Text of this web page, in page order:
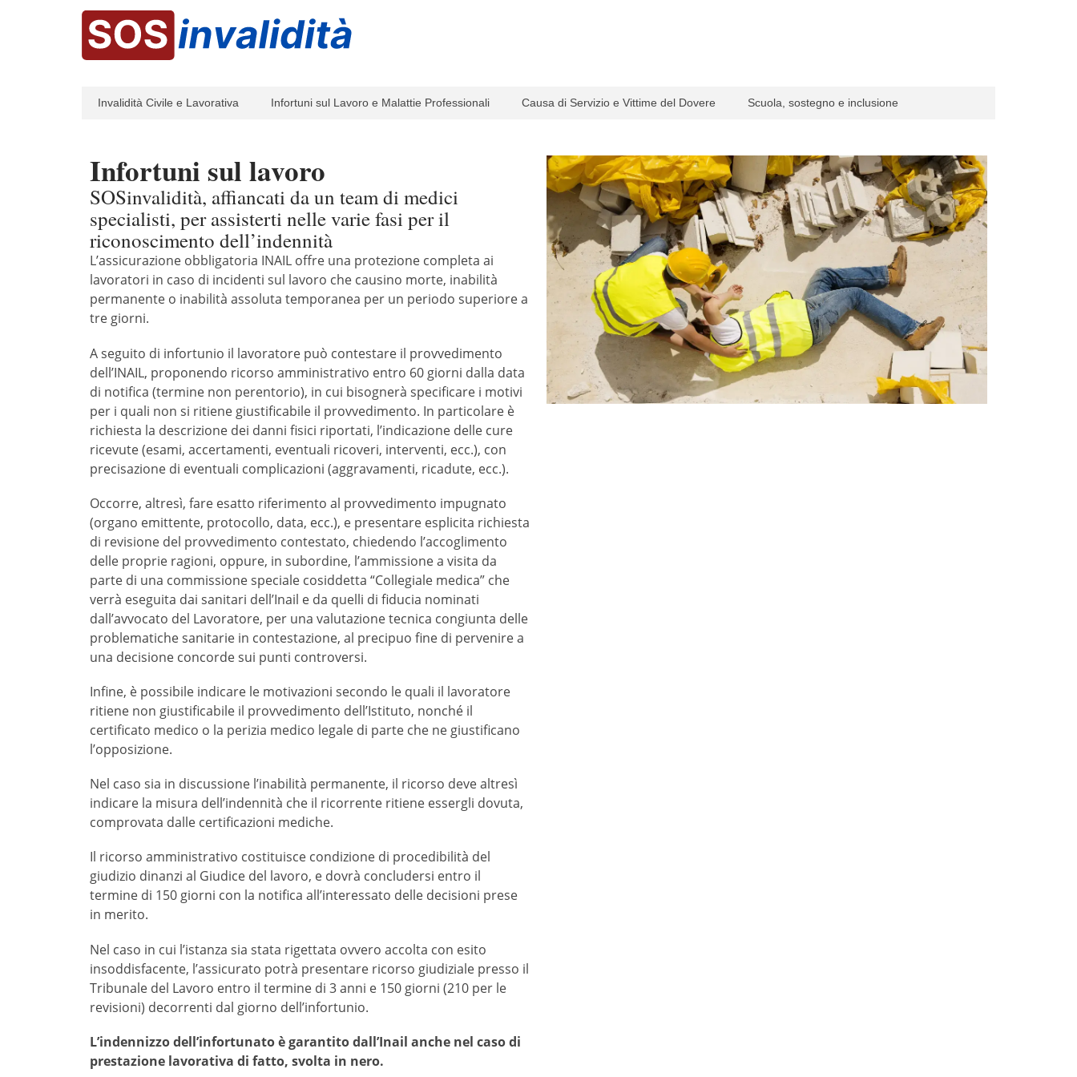
Invalidità Civile e Lavorativa Infortuni sul Lavoro e Malattie Professionali Causa di Servizio e Vittime del Dovere Scuola, sostegno e inclusione
Infortuni sul lavoro
SOSinvalidità, affiancati da un team di medici
specialisti, per assisterti nelle varie fasi per il
riconoscimento dell’indennità
L’assicurazione obbligatoria INAIL offre una protezione completa ai
lavoratori in caso di incidenti sul lavoro che causino morte, inabilità
permanente o inabilità assoluta temporanea per un periodo superiore a
tre giorni.
A seguito di infortunio il lavoratore può contestare il provvedimento
dell’INAIL, proponendo ricorso amministrativo entro 60 giorni dalla data
di notifica (termine non perentorio), in cui bisognerà specificare i motivi
per i quali non si ritiene giustificabile il provvedimento. In particolare è
richiesta la descrizione dei danni fisici riportati, l’indicazione delle cure
ricevute (esami, accertamenti, eventuali ricoveri, interventi, ecc.), con
precisazione di eventuali complicazioni (aggravamenti, ricadute, ecc.).
Occorre, altresì, fare esatto riferimento al provvedimento impugnato
(organo emittente, protocollo, data, ecc.), e presentare esplicita richiesta
di revisione del provvedimento contestato, chiedendo l’accoglimento
delle proprie ragioni, oppure, in subordine, l’ammissione a visita da
parte di una commissione speciale cosiddetta “Collegiale medica” che
verrà eseguita dai sanitari dell’Inail e da quelli di fiducia nominati
dall’avvocato del Lavoratore, per una valutazione tecnica congiunta delle
problematiche sanitarie in contestazione, al precipuo fine di pervenire a
una decisione concorde sui punti controversi.
Infine, è possibile indicare le motivazioni secondo le quali il lavoratore
ritiene non giustificabile il provvedimento dell’Istituto, nonché il
certificato medico o la perizia medico legale di parte che ne giustificano
l’opposizione.
Nel caso sia in discussione l’inabilità permanente, il ricorso deve altresì
indicare la misura dell’indennità che il ricorrente ritiene essergli dovuta,
comprovata dalle certificazioni mediche.
Il ricorso amministrativo costituisce condizione di procedibilità del
giudizio dinanzi al Giudice del lavoro, e dovrà concludersi entro il
termine di 150 giorni con la notifica all’interessato delle decisioni prese
in merito.
Nel caso in cui l’istanza sia stata rigettata ovvero accolta con esito
insoddisfacente, l’assicurato potrà presentare ricorso giudiziale presso il
Tribunale del Lavoro entro il termine di 3 anni e 150 giorni (210 per le
revisioni) decorrenti dal giorno dell’infortunio.
L’indennizzo dell’infortunato è garantito dall’Inail anche nel caso di
prestazione lavorativa di fatto, svolta in nero.